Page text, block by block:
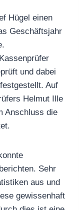
Hügel einen
Geschäftsjahr
und dabei
Auf
Helmut Ille
Anschluss die
Sehr
aus und
gewissenhaft